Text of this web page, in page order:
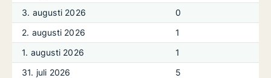
3. augusti 2026
0
2. augusti 2026
1
1. augusti 2026
1
31. juli 2026
5